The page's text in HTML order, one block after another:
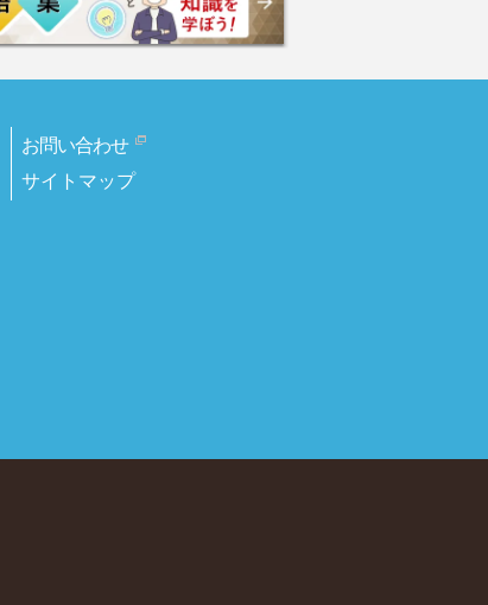
お問い合わせ
サイトマップ